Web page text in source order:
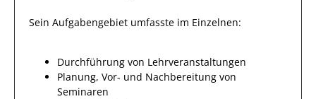
Sein Aufgabengebiet umfasste im Einzelnen:
Durchführung von Lehrveranstaltungen
Planung, Vor- und Nachbereitung von
Seminaren